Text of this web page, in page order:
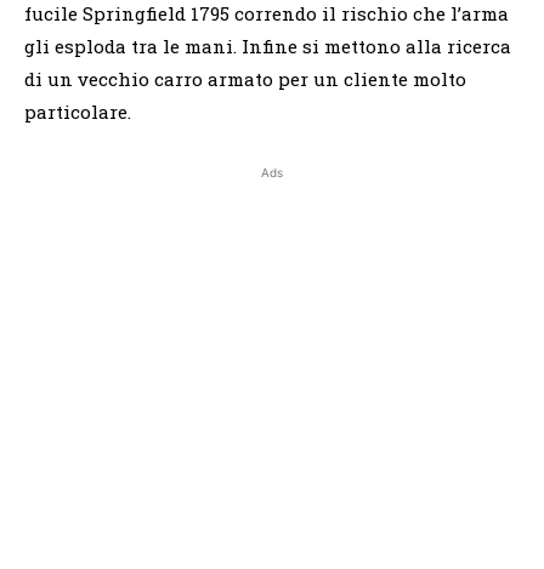
fucile Springfield 1795 correndo il rischio che l’arma
gli esploda tra le mani. Infine si mettono alla ricerca
di un vecchio carro armato per un cliente molto
particolare.
Ads